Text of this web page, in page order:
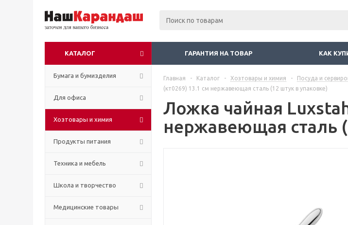
КАТАЛОГ ГАРАНТИЯ НА ТОВАР КАК
Бумага и бумизделия
Для офиса
Хозтовары и химия
Продукты питания
Техника и мебель
Школа и творчество
Медицинские товары
Главная - Каталог - Хозтовары и химия - Посуда и
(кт0269) 13.1 см нержавеющая сталь (12 штук в упаковке)
Ложка чайная
нержавеющая сталь